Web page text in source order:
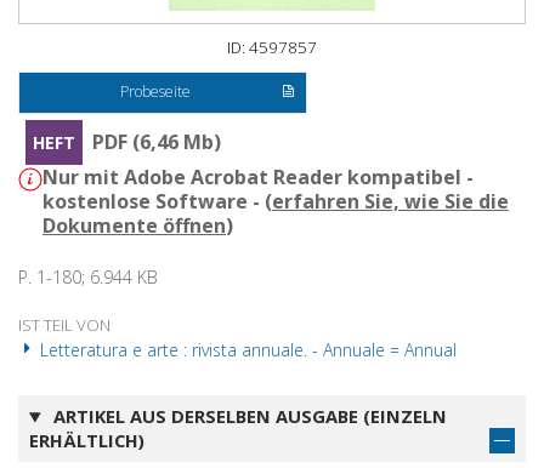
ID: 4597857
Probeseite
HEFT
PDF (6,46 Mb)
Nur mit Adobe Acrobat Reader kompatibel -
kostenlose Software - (erfahren Sie, wie Sie die
Dokumente öffnen)
P. 1-180; 6.944 KB
IST TEIL VON
Letteratura e arte : rivista annuale. - Annuale = Annual
ARTIKEL AUS DERSELBEN AUSGABE (EINZELN
ERHÄLTLICH)